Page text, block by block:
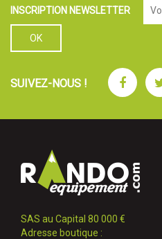
INSCRIPTION NEWSLETTER
SUIVEZ-NOUS !
SAS au Capital 80 000 €
Adresse boutique :